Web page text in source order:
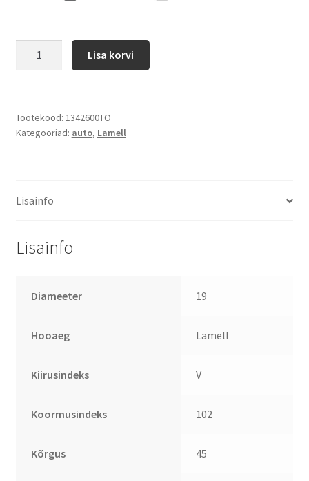
Lisa korvi
Tootekood: 1342600TO
Kategooriad: auto, Lamell
Lisainfo
Lisainfo
Diameeter 19
Hooaeg Lamell
Kiirusindeks V
Koormusindeks 102
Kõrgus 45